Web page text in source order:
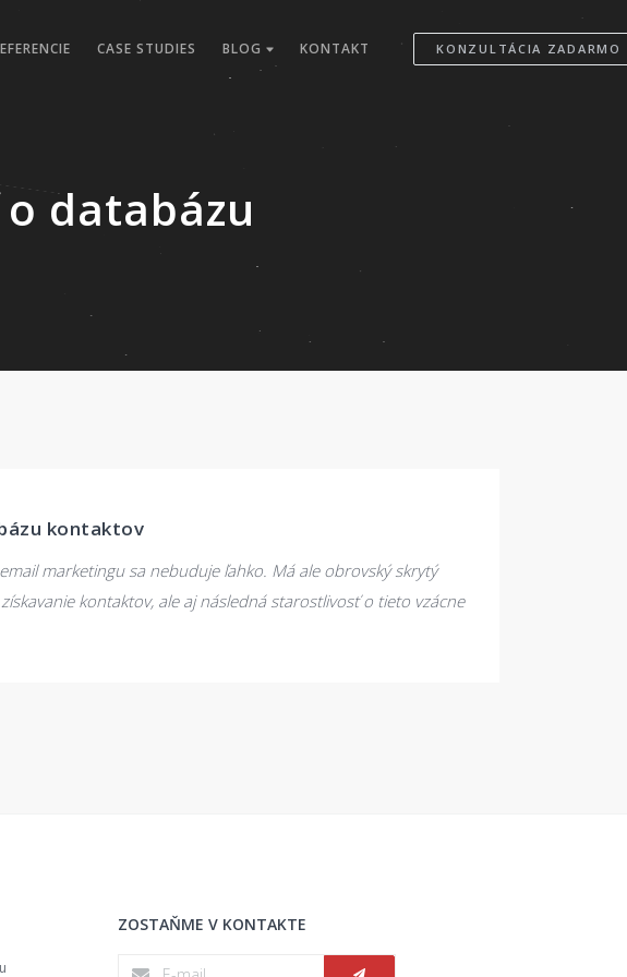
CASE STUDIES BLOG KONTAKT KONZULTÁCIA ZADARMO
databázu
kontaktov
marketingu sa nebuduje ľahko. Má ale obrovský skrytý
kontaktov, ale aj následná starostlivosť o tieto vzácne
ZOSTAŇME V KONTAKTE